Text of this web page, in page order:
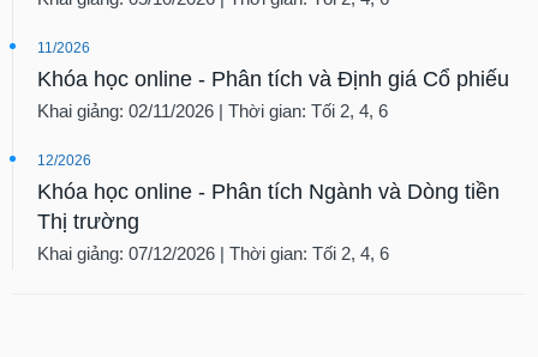
11/2026
Khóa học online - Phân tích và Định giá Cổ phiếu
Khai giảng: 02/11/2026 | Thời gian: Tối 2, 4, 6
12/2026
Khóa học online - Phân tích Ngành và Dòng tiền
Thị trường
Khai giảng: 07/12/2026 | Thời gian: Tối 2, 4, 6